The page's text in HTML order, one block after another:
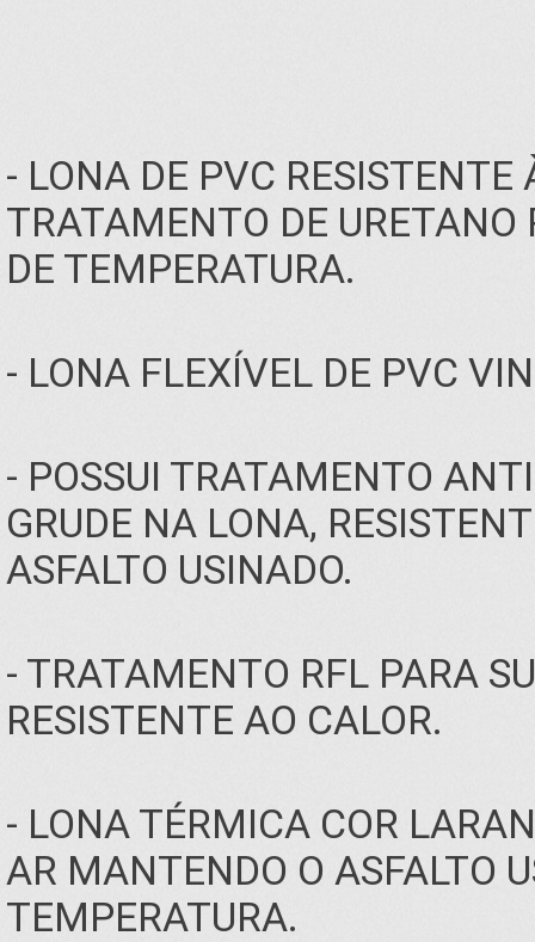
- LONA DE PVC
TRATAMENTO DE URETANO
DE TEMPERATURA.
- LONA FLEXÍVEL DE PVC
- POSSUI TRATAMENTO
GRUDE NA LONA,
ASFALTO USINADO.
- TRATAMENTO RFL PARA
RESISTENTE AO CALOR.
- LONA TÉRMICA COR
AR MANTENDO O ASFALTO
TEMPERATURA.